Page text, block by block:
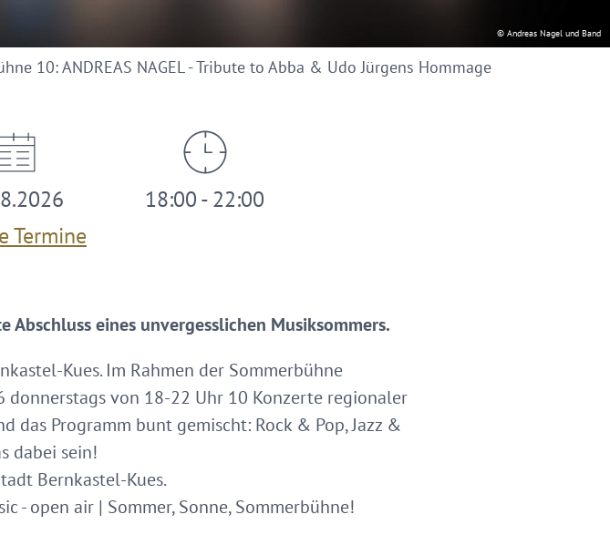
© Andreas Nagel und Band
10: ANDREAS NAGEL - Tribute to Abba & Udo Jürgens Hommage
Termine
18:00 - 22:00
eines unvergesslichen Musiksommers.
Kues. Im Rahmen der Sommerbühne
donnerstags von 18-22 Uhr 10 Konzerte regionaler
Programm bunt gemischt: Rock & Pop, Jazz &
dabei sein!
Bernkastel-Kues.
- open air | Sommer, Sonne, Sommerbühne!